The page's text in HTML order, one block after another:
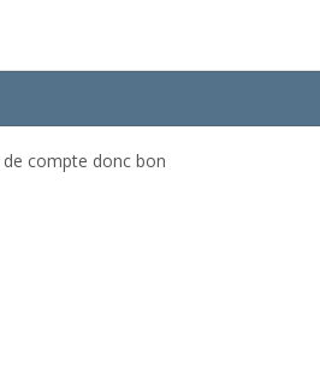
compte donc bon